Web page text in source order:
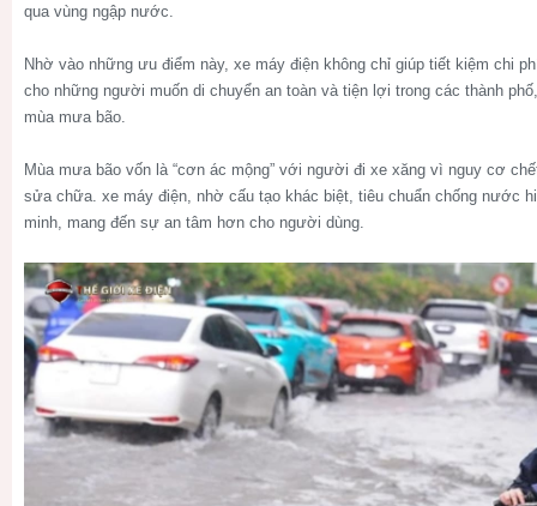
qua vùng ngập nước.
Nhờ vào những ưu điểm này, xe máy điện không chỉ giúp tiết kiệm chi
cho những người muốn di chuyển an toàn và tiện lợi trong các thành
mùa mưa bão.
Mùa mưa bão vốn là “cơn ác mộng” với người đi xe xăng vì nguy cơ
sửa chữa. xe máy điện, nhờ cấu tạo khác biệt, tiêu chuẩn chống nước
minh, mang đến sự an tâm hơn cho người dùng.